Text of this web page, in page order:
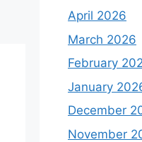
April 2026
March 2026
February
January
December
November